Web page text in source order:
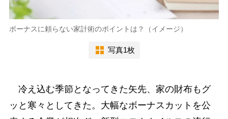
ボーナスに頼らない家計術のポイントは？（イメージ）
写真1枚
冷え込む季節となってきた矢先、家の財布もグ
ッと寒々としてきた。大幅なボーナスカットを公